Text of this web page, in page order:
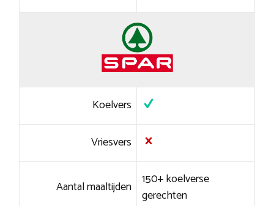
Koelvers
Vriesvers
Aantal maaltijden 150+ koelverse
gerechten